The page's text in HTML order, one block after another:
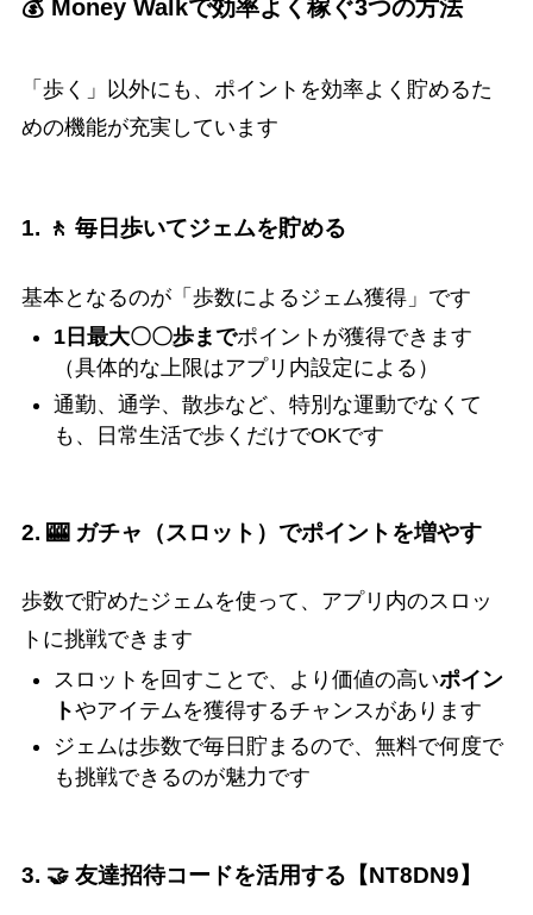
💰 Money Walkで効率よく稼ぐ3つの方法
「歩く」以外にも、ポイントを効率よく貯めるた
めの機能が充実しています
1. 🚶 毎日歩いてジェムを貯める
基本となるのが「歩数によるジェム獲得」です
1日最大〇〇歩までポイントが獲得できます
（具体的な上限はアプリ内設定による）
通勤、通学、散歩など、特別な運動でなくて
も、日常生活で歩くだけでOKです
2. 🎰 ガチャ（スロット）でポイントを増やす
歩数で貯めたジェムを使って、アプリ内のスロッ
トに挑戦できます
スロットを回すことで、より価値の高いポイン
トやアイテムを獲得するチャンスがあります
ジェムは歩数で毎日貯まるので、無料で何度で
も挑戦できるのが魅力です
3. 🤝 友達招待コードを活用する【NT8DN9】